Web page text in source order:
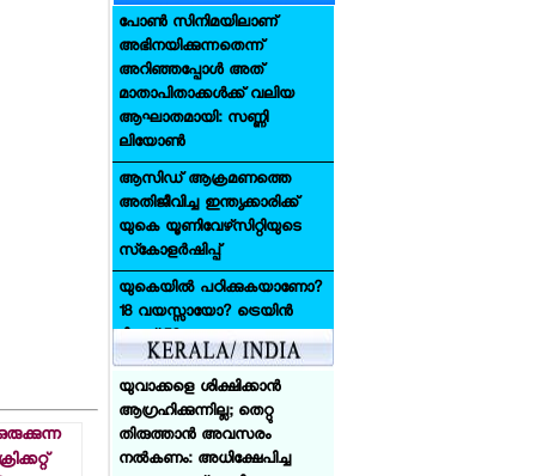
പോണ്‍ സിനിമയിലാണ്
അഭിനയിക്കുന്നതെന്ന്
അറിഞ്ഞപ്പോള്‍ അത്
മാതാപിതാക്കള്‍ക്ക് വലിയ
ആഘാതമായി: സണ്ണി
ലിയോണ്‍
ആസിഡ് ആക്രമണത്തെ
അതിജീവിച്ച ഇന്ത്യക്കാരിക്ക്
യുകെ യൂണിവേഴ്‌സിറ്റിയുടെ
സ്‌കോളര്‍ഷിപ്പ്
യുകെയില്‍ പഠിക്കുകയാണോ?
18 വയസ്സായോ? ട്രെയിന്‍
ടിക്കറ്റ് 50 ശതമാനം
ഡിസ്‌കൗണ്ട്: സേവര്‍ റെയില്‍
കാര്‍ഡ് നല്‍കാന്‍ യുകെ
അയര്‍ലന്‍ഡിനായി ചെസില്‍
തിളങ്ങി മലയാളി
സഹോദരങ്ങള്‍; എയ്ഡന്
ഗ്ലാസ്‌ഗോയിലെ ഗോദയില്‍
എതിരാളികളെ മലര്‍ത്തിയടിച്ച്
ഇന്ത്യയുടെ താരങ്ങള്‍ സ്വര്‍ണം
നേടി
യുവാക്കളെ ശിക്ഷിക്കാന്‍
ആഗ്രഹിക്കുന്നില്ല; തെറ്റു
തിരുത്താന്‍ അവസരം
നല്‍കണം: അധിക്ഷേപിച്ച